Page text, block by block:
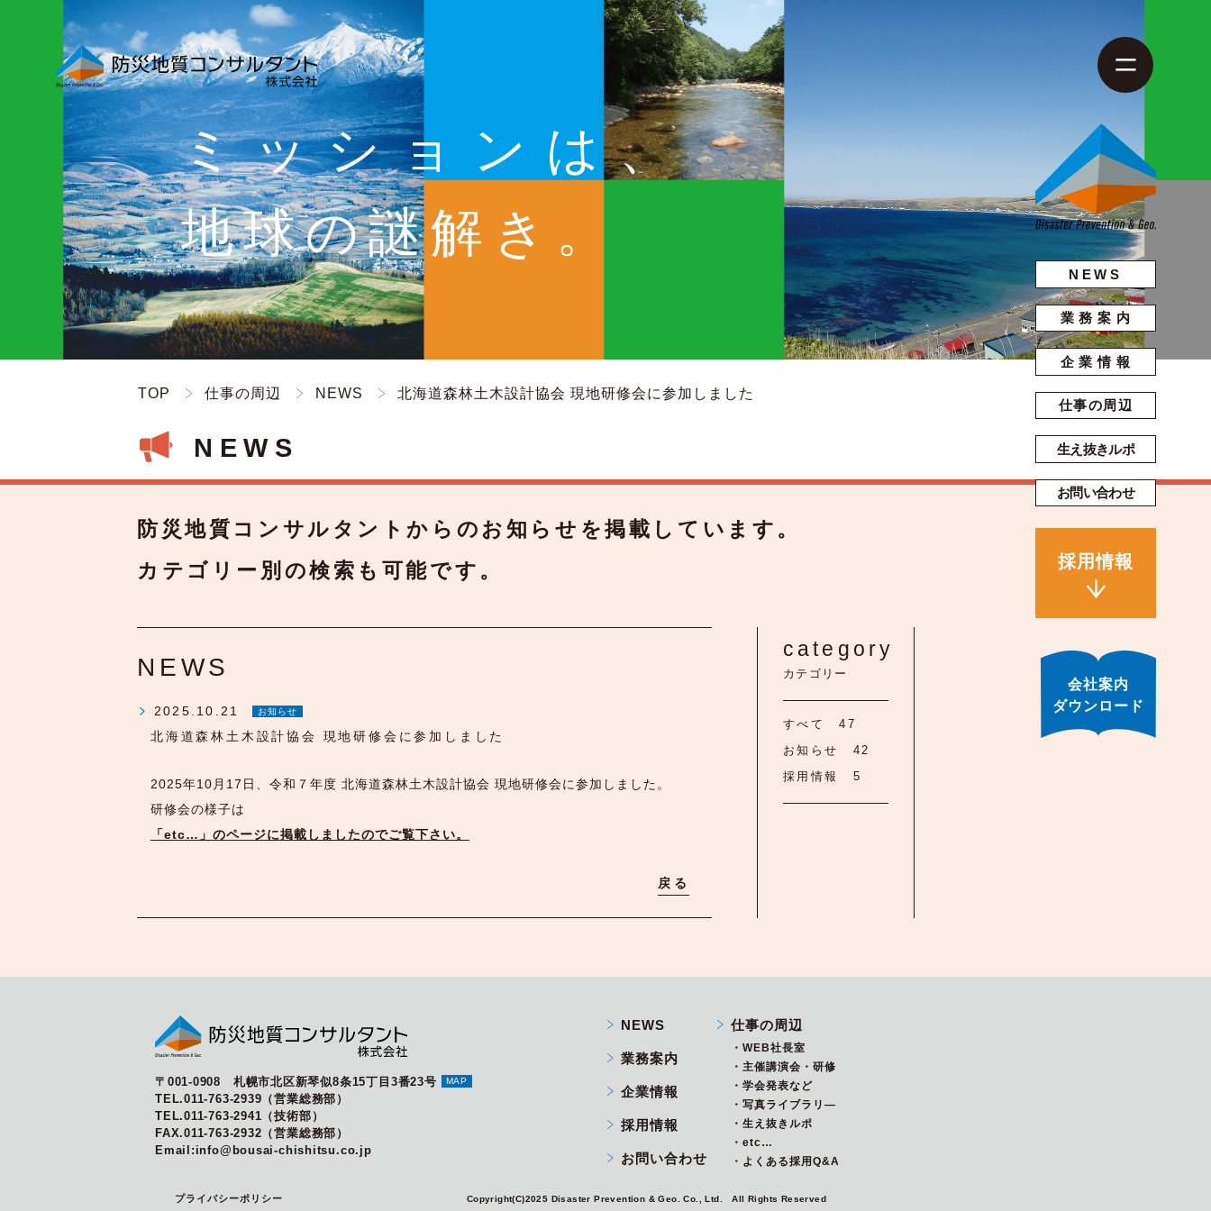
NEWS
業務案内
企業情報
仕事の周辺
生え抜きルポ
お問い合わせ
採用情報
会社案内
ダウンロード
ミッションは、
地球の謎解き。
TOP 仕事の周辺 NEWS 北海道森林土木設計協会 現地研修会に参加しました
NEWS
防災地質コンサルタントからのお知らせを掲載しています。
カテゴリー別の検索も可能です。
category
カテゴリー
すべて
47
お知らせ
42
採用情報
5
NEWS
2025.10.21 お知らせ
北海道森林土木設計協会 現地研修会に参加しました
2025年10月17日、令和７年度 北海道森林土木設計協会 現地研修会に参加しました。
研修会の様子は
「etc…」のページに掲載しましたのでご覧下さい。
戻る
〒001-0908 札幌市北区新琴似8条15丁目3番23号 MAP
TEL.011-763-2939（営業総務部）
TEL.011-763-2941（技術部）
FAX.011-763-2932（営業総務部）
Email:info@bousai-chishitsu.co.jp
NEWS
業務案内
企業情報
採用情報
お問い合わせ
仕事の周辺
・WEB社長室
・主催講演会・研修
・学会発表など
・写真ライブラリ―
・生え抜きルポ
・etc…
・よくある採用Q&A
プライバシーポリシー Copyright(C)2025 Disaster Prevention & Geo. Co., Ltd. All Rights Reserved